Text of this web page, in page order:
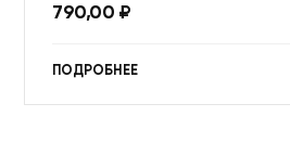
790,00 ₽
ПОДРОБНЕЕ